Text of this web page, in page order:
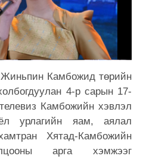
Камбожид төрийн
4-р сарын 17-
Камбожийн хэвлэл
урлагийн яам, аялал
Хятад-Камбожийн
арга хэмжээг